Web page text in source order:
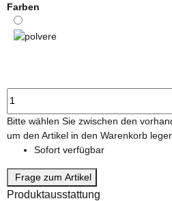
Farben
x
Bitte wählen Sie zwischen den
um den Artikel in den Warenkorb
Sofort verfügbar
Frage zum Artikel
Produktausstattung